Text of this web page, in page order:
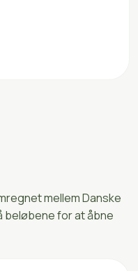
mellem Danske
beløbene for at åbne